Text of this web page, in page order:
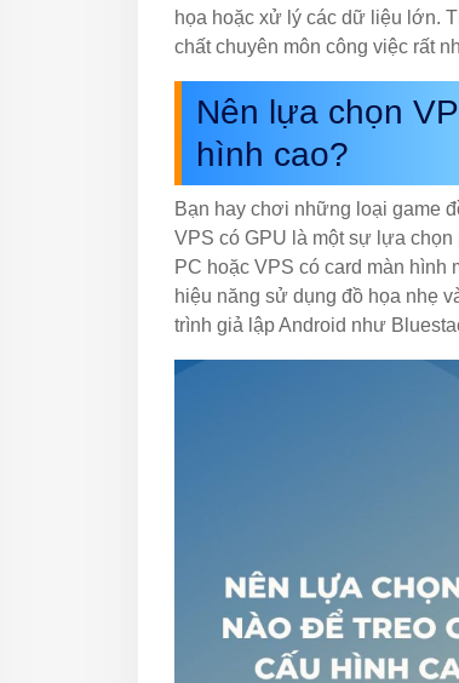
họa hoặc xử lý các dữ liệu lớn.
chất chuyên môn công việc rất
Nên lựa chọn
hình cao?
Bạn hay chơi những loại game
VPS có GPU là một sự lựa
PC hoặc VPS có card màn hình
hiệu năng sử dụng đồ họa nhẹ
trình giả lập Android như